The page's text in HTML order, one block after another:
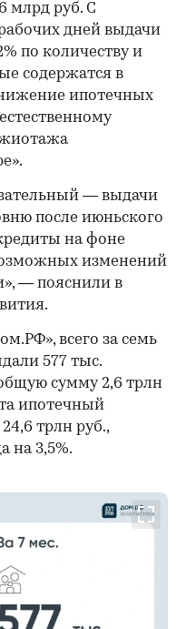
млрд руб. С
дней выдачи
по количеству и
содержатся в
ипотечных
— выдачи
после июньского
на фоне
изменений
— пояснили в
всего за семь
577 тыс.
сумму 2,6 трлн
ипотечный
трлн руб.,
на 3,5%.